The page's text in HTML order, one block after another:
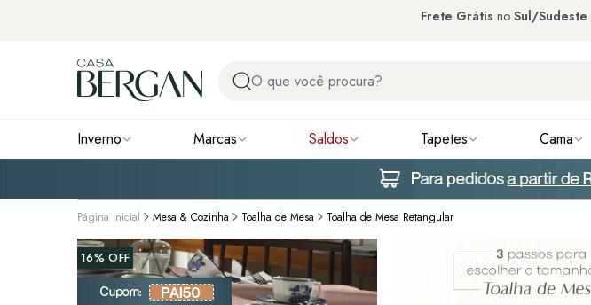
Frete Grátis no Sul/Sudeste
Inverno Marcas Saldos Tapetes Cama
Página inicial Mesa & Cozinha Toalha de Mesa Toalha de Mesa Retangular
16% OFF